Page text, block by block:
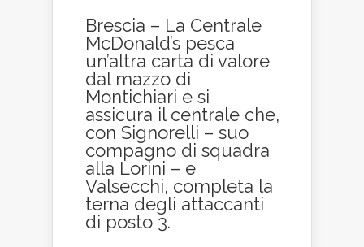
Brescia – La Centrale
McDonald’s pesca
un’altra carta di valore
dal mazzo di
Montichiari e si
assicura il centrale che,
con Signorelli – suo
compagno di squadra
alla Lorini – e
Valsecchi, completa la
terna degli attaccanti
di posto 3.